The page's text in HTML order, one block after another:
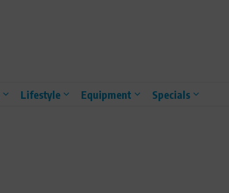
Lifestyle Equipment Specials